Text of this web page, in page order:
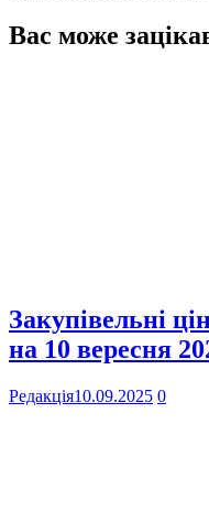
Вас може
Закупівельні
на 10 вересня
Редакція10.09.2025 0